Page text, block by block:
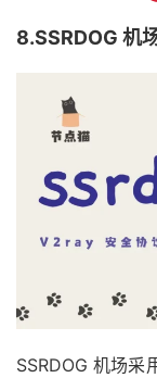
8.SSRDOG 机
SSRDOG 机场采